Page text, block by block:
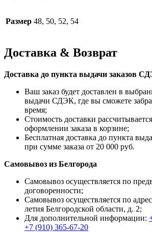
Размер 48, 50, 52, 54
Доставка & Возврат
Доставка до пункта выдачи заказов
Ваш заказ будет доставлен в
выдачи СДЭК, где вы сможете
время;
Стоимость доставки
оформлении заказа в корзине;
Бесплатная доставка до пункта
при сумме заказа от 20 000 руб.
Самовывоз из Белгорода
Самовывоз осуществляется по
договоренности;
Самовывоз осуществляется по
летия Белгородской области, д. 2;
Для дополнительной информации:
+7 (910) 365-67-20